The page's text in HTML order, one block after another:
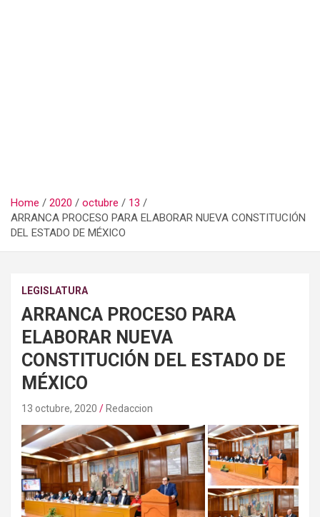
Home 2020 octubre
13
ARRANCA PROCESO PARA ELABORAR NUEVA CONSTITUCIÓN
DEL ESTADO DE MÉXICO
LEGISLATURA
ARRANCA PROCESO PARA
ELABORAR NUEVA
CONSTITUCIÓN DEL ESTADO DE
MÉXICO
13 octubre, 2020 Redaccion